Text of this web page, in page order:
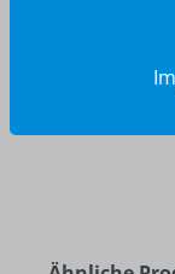
Jetzt